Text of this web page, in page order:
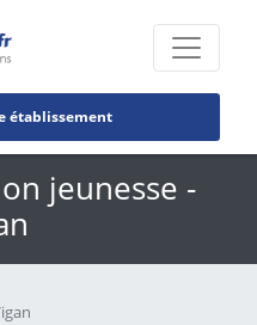
établissement
jeunesse -